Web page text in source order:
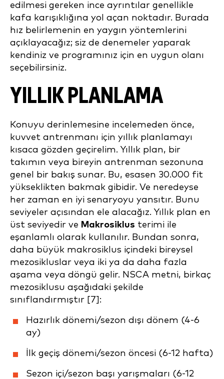
edilmesi gereken ince ayrıntılar genellikle
kafa karışıklığına yol açan noktadır. Burada
hız belirlemenin en yaygın yöntemlerini
açıklayacağız; siz de denemeler yaparak
kendiniz ve programınız için en uygun olanı
seçebilirsiniz.
YILLIK PLANLAMA
Konuyu derinlemesine incelemeden önce,
kuvvet antrenmanı için yıllık planlamayı
kısaca gözden geçirelim. Yıllık plan, bir
takımın veya bireyin antrenman sezonuna
genel bir bakış sunar. Bu, esasen 30.000 fit
yükseklikten bakmak gibidir. Ve neredeyse
her zaman en iyi senaryoyu yansıtır. Bunu
seviyeler açısından ele alacağız. Yıllık plan en
üst seviyedir ve Makrosiklus terimi ile
eşanlamlı olarak kullanılır. Bundan sonra,
daha büyük makrosiklus içindeki bireysel
mezosikluslar veya iki ya da daha fazla
aşama veya döngü gelir. NSCA metni, birkaç
mezosiklusu aşağıdaki şekilde
sınıflandırmıştır [7]:
Hazırlık dönemi/sezon dışı dönem (4-6
ay)
İlk geçiş dönemi/sezon öncesi (6-12 hafta)
Sezon içi/sezon başı yarışmaları (6-12